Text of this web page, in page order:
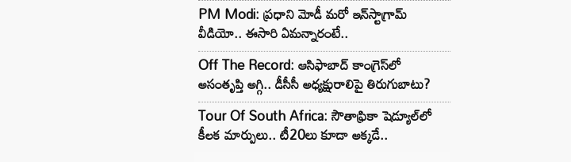
PM Modi: ప్రధాని మోడీ మరో ఇన్‌స్టాగ్రామ్
వీడియో.. ఈసారి ఏమన్నారంటే..
Off The Record: ఆసిఫాబాద్ కాంగ్రెస్‌లో
అసంతృప్తి అగ్గి.. డీసీసీ అధ్యక్షురాలిపై తిరుగుబాటు?
Tour Of South Africa: సౌతాఫ్రికా షెడ్యూల్‌లో
కీలక మార్పులు.. టీ20లు కూడా అక్కడే..